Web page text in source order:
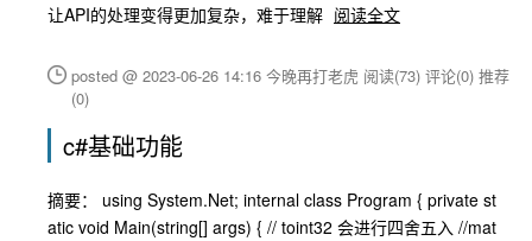
让API的处理变得更加复杂，难于理解 阅读全文
posted @ 2023-06-26 14:16 今晚再打老虎 阅读(73) 评论(0) 推荐
(0)
c#基础功能
摘要： using System.Net; internal class Program { private st
atic void Main(string[] args) { // toint32 会进行四舍五入 //mat